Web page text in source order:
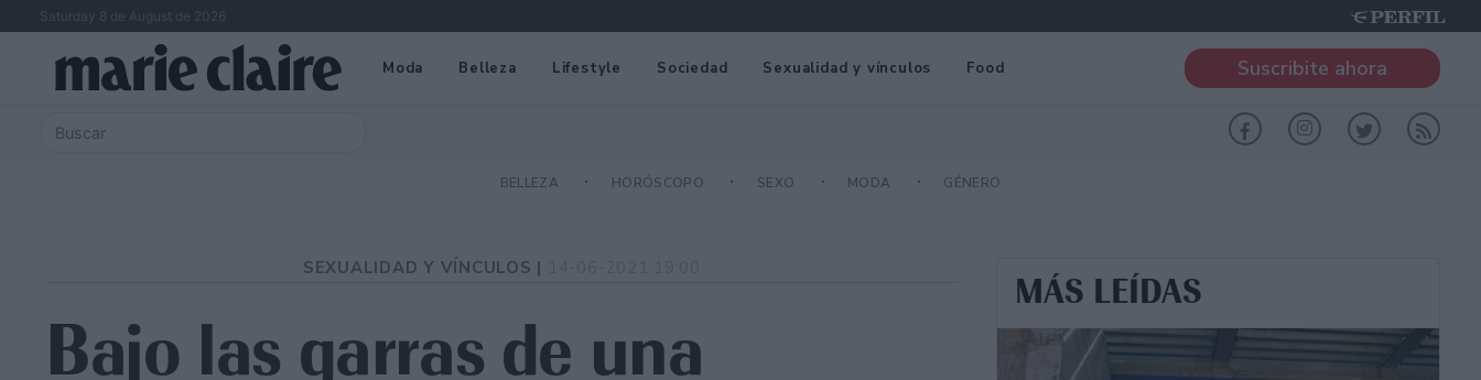
Saturday 8 de August de 2026
Moda Belleza Lifestyle Sociedad Sexualidad y vínculos Food Suscribite ahora
BELLEZA HORÓSCOPO SEXO MODA GÉNERO
SEXUALIDAD Y VÍNCULOS |
Bajo las garras de una
MÁS LEÍDAS